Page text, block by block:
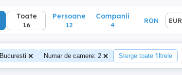
Toate
16
Persoane
12
Companii
4
RON EUR
Bucuresti Numar de camere: 2 Șterge toate filtrele